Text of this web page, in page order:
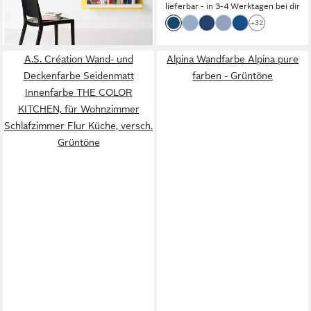
lieferbar - in 3-4 Werktagen bei dir
+32
A.S. Création Wand- und
Deckenfarbe Seidenmatt
Innenfarbe THE COLOR
KITCHEN, für Wohnzimmer
Schlafzimmer Flur Küche, versch.
Grüntöne
Alpina Wandfarbe Alpina pure
farben - Grüntöne